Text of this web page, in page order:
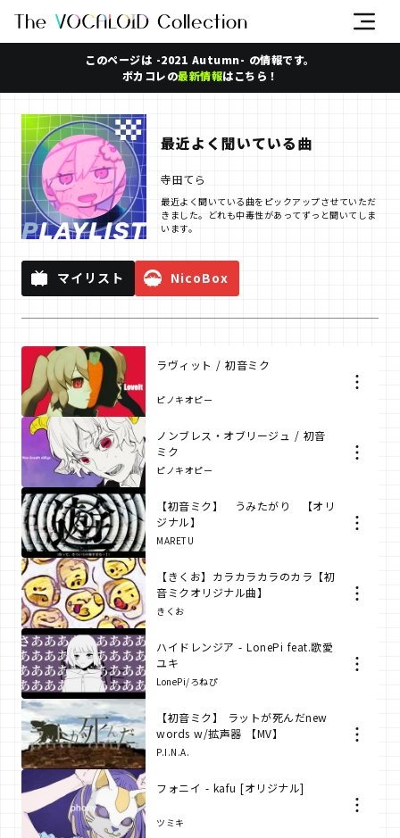
このページは -2021 Autumn- の情報です。
ボカコレの最新情報はこちら！
最近よく聞いている曲
寺田てら
最近よく聞いている曲をピックアップさせていただ
きました。どれも中毒性があってずっと聞いてしま
います。
マイリスト NicoBox
ラヴィット / 初音ミク
ピノキオピー
ノンブレス・オブリージュ / 初音
ミク
ピノキオピー
【初音ミク】 うみたがり 【オリ
ジナル】
MARETU
【きくお】カラカラカラのカラ【初
音ミクオリジナル曲】
きくお
ハイドレンジア - LonePi feat.歌愛
ユキ
LonePi/ろねぴ
【初音ミク】 ラットが死んだnew
words w/拡声器 【MV】
P.I.N.A.
フォニイ - kafu [オリジナル]
ツミキ